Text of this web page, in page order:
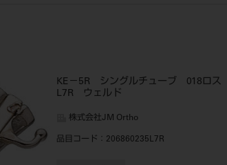
KE－5R シングルチューブ 018ロス
L7R ウェルド
株式会社JM Ortho
品目コード ：206860235L7R